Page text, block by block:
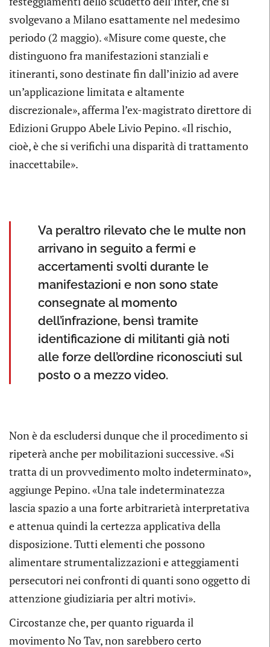
svolgevano a Milano esattamente nel medesimo
periodo (2 maggio). «Misure come queste, che
distinguono fra manifestazioni stanziali e
itineranti, sono destinate fin dall’inizio ad avere
un’applicazione limitata e altamente
discrezionale», afferma l’ex-magistrato direttore di
Edizioni Gruppo Abele Livio Pepino. «Il rischio,
cioè, è che si verifichi una disparità di trattamento
inaccettabile».
Va peraltro rilevato che le multe non
arrivano in seguito a fermi e
accertamenti svolti durante le
manifestazioni e non sono state
consegnate al momento
dell’infrazione, bensì tramite
identificazione di militanti già noti
alle forze dell’ordine riconosciuti sul
posto o a mezzo video.
Non è da escludersi dunque che il procedimento si
ripeterà anche per mobilitazioni successive. «Si
tratta di un provvedimento molto indeterminato»,
aggiunge Pepino. «Una tale indeterminatezza
lascia spazio a una forte arbitrarietà interpretativa
e attenua quindi la certezza applicativa della
disposizione. Tutti elementi che possono
alimentare strumentalizzazioni e atteggiamenti
persecutori nei confronti di quanti sono oggetto di
attenzione giudiziaria per altri motivi».
Circostanze che, per quanto riguarda il
movimento No Tav, non sarebbero certo